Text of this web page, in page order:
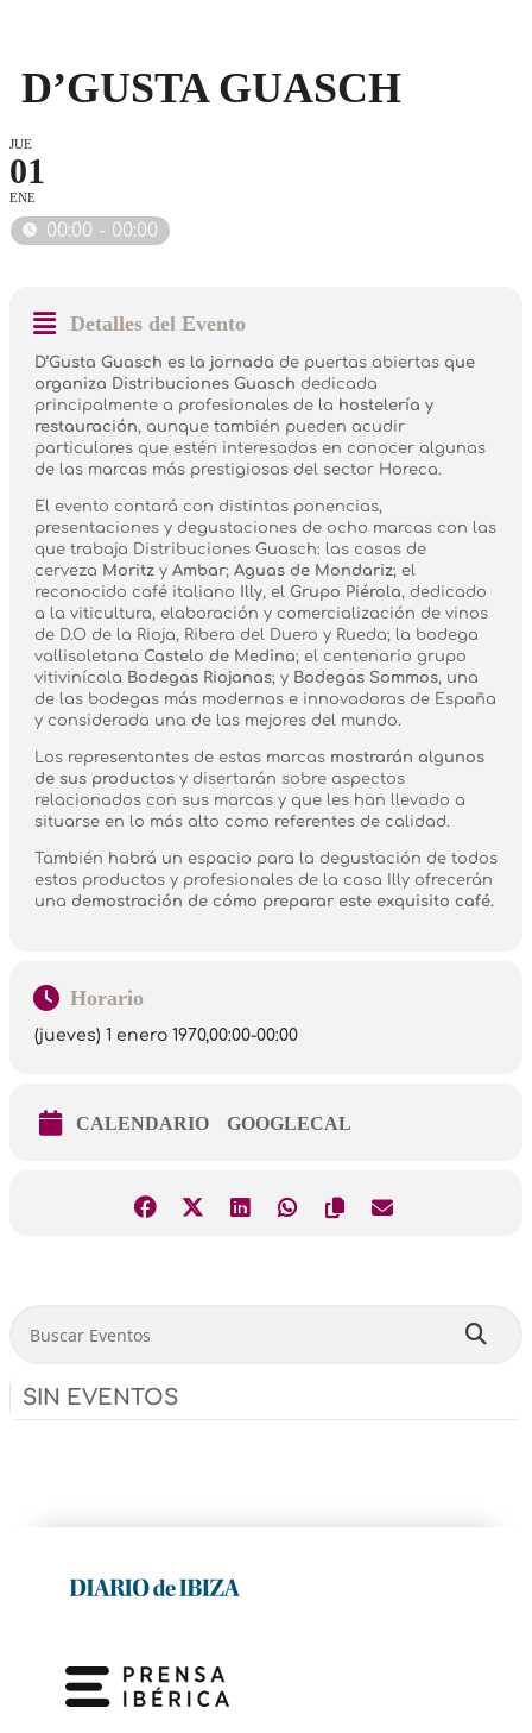
D’GUSTA GUASCH
JUE
01
ENE
00:00 - 00:00
Detalles del Evento
D’Gusta Guasch es la jornada de puertas abiertas que
organiza Distribuciones Guasch dedicada
principalmente a profesionales de la hostelería y
restauración, aunque también pueden acudir
particulares que estén interesados en conocer algunas
de las marcas más prestigiosas del sector Horeca.
El evento contará con distintas ponencias,
presentaciones y degustaciones de ocho marcas con las
que trabaja Distribuciones Guasch: las casas de
cerveza Moritz y Ambar; Aguas de Mondariz; el
reconocido café italiano Illy, el Grupo Piérola, dedicado
a la viticultura, elaboración y comercialización de vinos
de D.O de la Rioja, Ribera del Duero y Rueda; la bodega
vallisoletana Castelo de Medina; el centenario grupo
vitivinícola Bodegas Riojanas; y Bodegas Sommos, una
de las bodegas más modernas e innovadoras de España
y considerada una de las mejores del mundo.
Los representantes de estas marcas mostrarán algunos
de sus productos y disertarán sobre aspectos
relacionados con sus marcas y que les han llevado a
situarse en lo más alto como referentes de calidad.
También habrá un espacio para la degustación de todos
estos productos y profesionales de la casa Illy ofrecerán
una demostración de cómo preparar este exquisito café.
Horario
(jueves) 1 enero 1970,00:00-00:00
CALENDARIO GOOGLECAL
SIN EVENTOS